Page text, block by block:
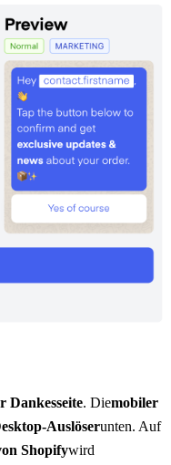
Dankesseite. Diemobiler
Auslöserunten. Auf
Shopifywird